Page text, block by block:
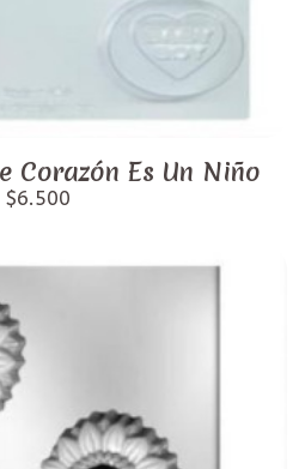
Corazón Es Un Niño
$6.500